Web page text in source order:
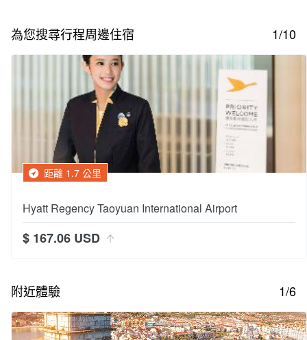
為您搜尋行程周邊住宿 1/10
距離 1.7 公里
Hyatt Regency Taoyuan International Airport
$ 167.06 USD
附近體驗 1/6